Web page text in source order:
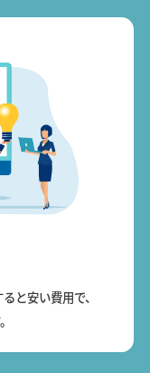
と安い費用で、